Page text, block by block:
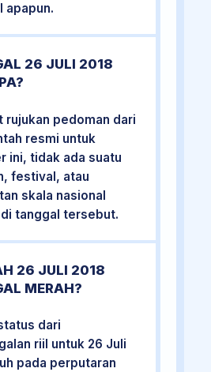
apapun.
26 JULI 2018
rujukan pedoman dari
resmi untuk
ini, tidak ada suatu
festival, atau
skala nasional
tanggal tersebut.
26 JULI 2018
MERAH?
dari
riil untuk 26 Juli
pada perputaran